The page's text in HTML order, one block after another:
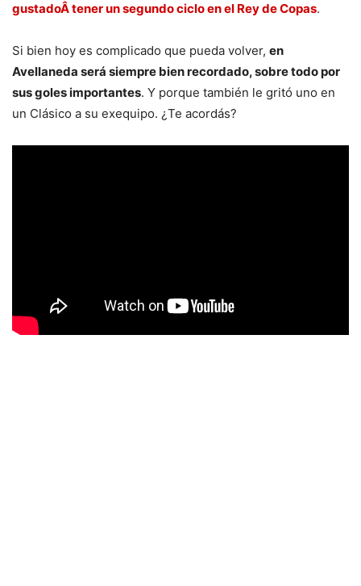
gustadoÂ tener un segundo ciclo en el Rey de Copas.
Si bien hoy es complicado que pueda volver, en
Avellaneda será siempre bien recordado, sobre todo por
sus goles importantes. Y porque también le gritó uno en
un Clásico a su exequipo. ¿Te acordás?